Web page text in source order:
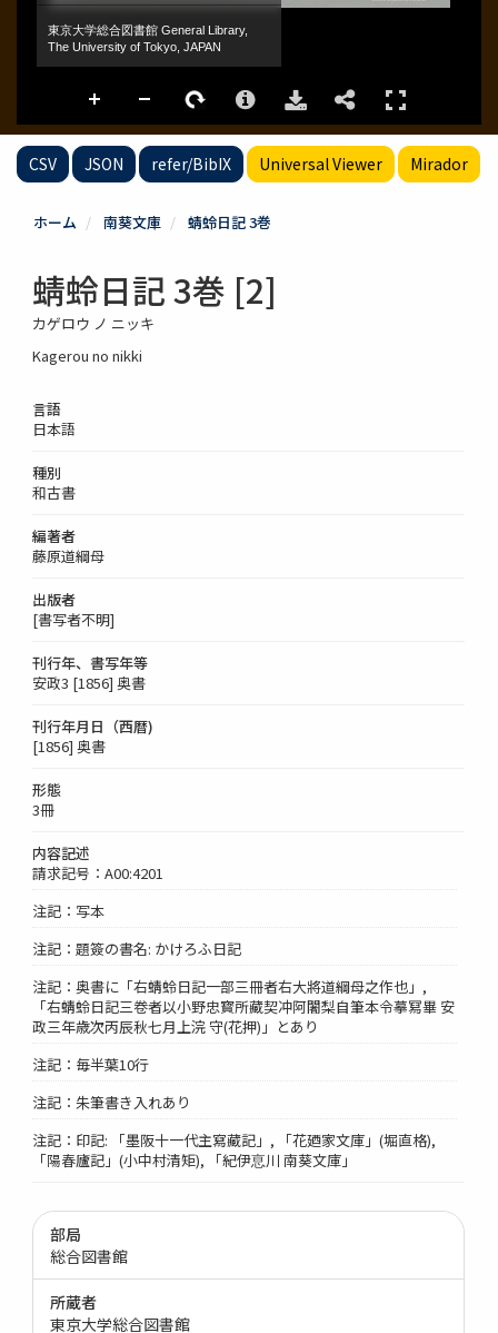
CSV JSON refer/BibIX Universal Viewer Mirador
ホーム 南葵文庫 蜻蛉日記 3巻
蜻蛉日記 3巻 [2]
カゲロウ ノ ニッキ
Kagerou no nikki
言語
日本語
種別
和古書
編著者
藤原道綱母
出版者
[書写者不明]
刊行年、書写年等
安政3 [1856] 奥書
刊行年月日（西暦)
[1856] 奥書
形態
3冊
内容記述
請求記号：A00:4201
注記：写本
注記：題簽の書名: かけろふ日記
注記：奥書に「右蜻蛉日記一部三冊者右大將道綱母之作也」,
「右蜻蛉日記三卷者以小野忠寳所藏契冲阿闍梨自筆本令摹冩畢 安
政三年歳次丙辰秋七月上浣 守(花押)」とあり
注記：毎半葉10行
注記：朱筆書き入れあり
注記：印記: 「墨阪十一代主寫藏記」, 「花廼家文庫」(堀直格),
「陽春廬記」(小中村清矩), 「紀伊恴川 南葵文庫」
部局
総合図書館
所蔵者
東京大学総合図書館